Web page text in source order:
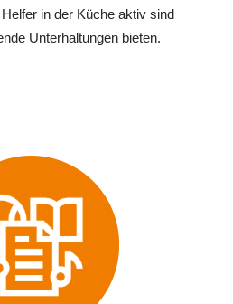
in der Küche aktiv sind
Unterhaltungen bieten.